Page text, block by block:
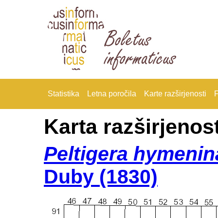
Statistika Letna poročila Karte razširjenosti
Karta
Peltigera
Duby (1830)